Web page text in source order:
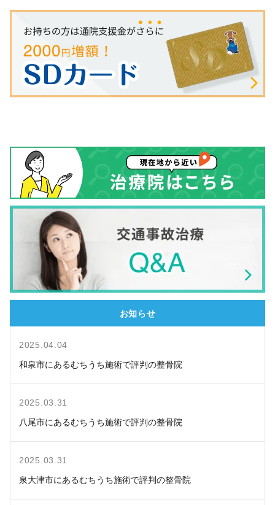
お知らせ
2025.04.04
和泉市にあるむちうち施術で評判の整骨院
2025.03.31
八尾市にあるむちうち施術で評判の整骨院
2025.03.31
泉大津市にあるむちうち施術で評判の整骨院